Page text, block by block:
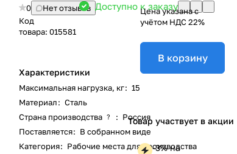
0
Нет отзывов
Код
товара: 015581
Доступно к заказу
Характеристики
Максимальная нагрузка, кг: 15
Материал: Сталь
Страна производства ? : Россия
Поставляется: В собранном виде
Категория: Рабочие места для производства
Цена указана с
учётом НДС 22%
В корзину
Товар участвует в акции
-3% на